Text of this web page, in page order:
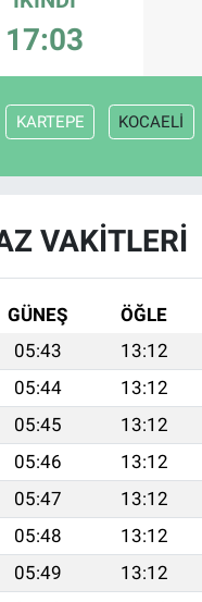
17:03
KARTEPE KOCAELİ
VAKITLERI
GÜNEŞ ÖĞLE
05:43 13:12
05:44 13:12
05:45 13:12
05:46 13:12
05:47 13:12
05:48 13:12
05:49 13:12